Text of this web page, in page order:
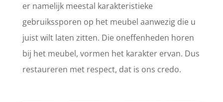
er namelijk meestal karakteristieke
gebruikssporen op het meubel aanwezig die u
juist wilt laten zitten. Die oneffenheden horen
bij het meubel, vormen het karakter ervan. Dus
restaureren met respect, dat is ons credo.